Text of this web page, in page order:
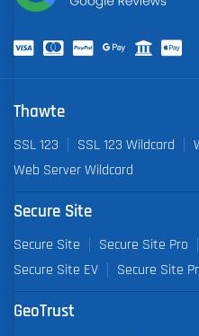
Thawte
SSL 123 SSL 123 Wildcard
Web Server Wildcard
Secure Site
Secure Site Secure Site Pro
Secure Site EV
Secure Site
GeoTrust